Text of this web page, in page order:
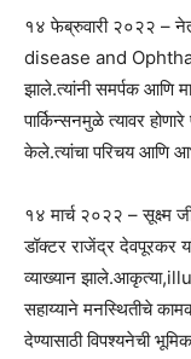
१४ फेब्रुवारी २०२२ –
disease and
झाले.त्यांनी समर्पक आणि
पार्किन्सनमुळे त्यावर
केले.त्यांचा परिचय आणि
१४ मार्च २०२२ – सूक्ष्म
डॉक्टर राजेंद्र देवपूरकर
व्याख्यान
सहाय्याने मनस्थितीचे
देण्यासाठी विपश्यनेची